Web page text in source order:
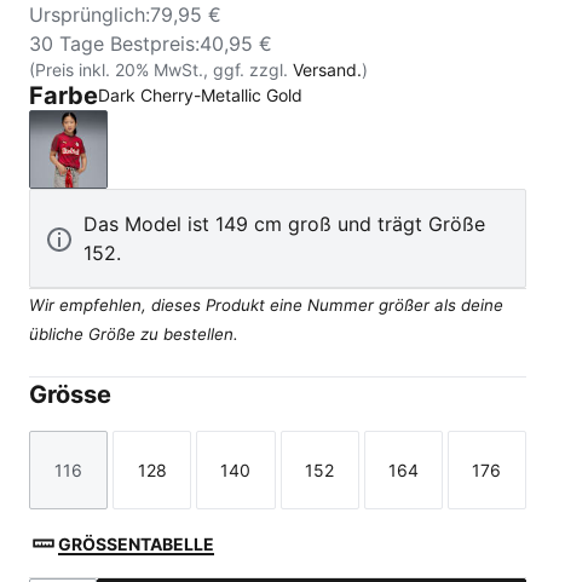
Ursprünglich:79,95 €
30 Tage Bestpreis:40,95 €
(Preis inkl. 20% MwSt., ggf. zzgl.Versand.)
FarbeDark Cherry-Metallic Gold
Dark Cherry-Metallic Gold
Das Model ist 149 cm groß und trägt Größe
152.
Wir empfehlen, dieses Produkt eine Nummer größer als deine
übliche Größe zu bestellen.
Grösse
Größe
116
Größe
128
Größe
140
Größe
152
Größe
164
Größe
176
GRÖSSENTABELLE